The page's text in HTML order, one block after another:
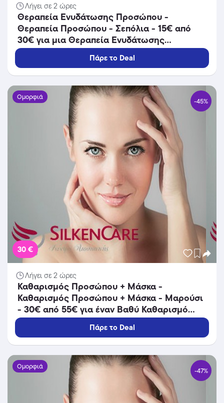
Λήγει σε 2 ώρες
Θεραπεία Ενυδάτωσης Προσώπου -
Θεραπεία Προσώπου - Σεπόλια - 15€ από
30€ για μια Θεραπεία Ενυδάτωσης
Προσώπου (Έκπτωση 50%) διάρκειας 45
λεπτών από το Lunette Beauty Spot στα
Σεπόλια!!
Πάρε το Deal
Ομορφιά -45%
30 €
Λήγει σε 2 ώρες
Καθαρισμός Προσώπου + Μάσκα -
Καθαρισμός Προσώπου + Μάσκα - Μαρούσι
- 30€ από 55€ για έναν Βαθύ Καθαρισμό
Προσώπου και μία Mάσκα Άργιλου (Έκπτωση
45%), από το κέντρο αισθητικής
«SilkenCare» στο Μαρούσι!!!
Πάρε το Deal
Ομορφιά -47%